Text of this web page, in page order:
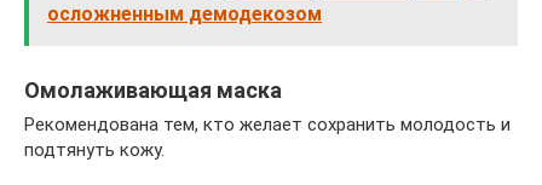
осложненным демодекозом
Омолаживающая маска
Рекомендована тем, кто желает сохранить молодость и
подтянуть кожу.